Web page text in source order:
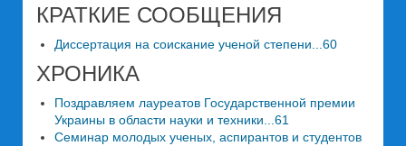
КРАТКИЕ СООБЩЕНИЯ
Диссертация на соискание ученой степени...60
ХРОНИКА
Поздравляем лауреатов Государственной премии
Украины в области науки и техники...61
Семинар молодых ученых, аспирантов и студентов